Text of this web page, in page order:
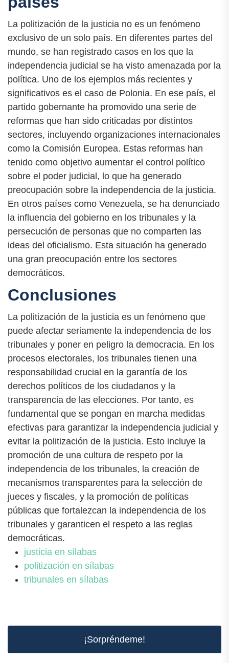
La politización de la justicia no es un fenómeno
exclusivo de un solo país. En diferentes partes del
mundo, se han registrado casos en los que la
independencia judicial se ha visto amenazada por la
política. Uno de los ejemplos más recientes y
significativos es el caso de Polonia. En ese país, el
partido gobernante ha promovido una serie de
reformas que han sido criticadas por distintos
sectores, incluyendo organizaciones internacionales
como la Comisión Europea. Estas reformas han
tenido como objetivo aumentar el control político
sobre el poder judicial, lo que ha generado
preocupación sobre la independencia de la justicia.
En otros países como Venezuela, se ha denunciado
la influencia del gobierno en los tribunales y la
persecución de personas que no comparten las
ideas del oficialismo. Esta situación ha generado
una gran preocupación entre los sectores
democráticos.
Conclusiones
La politización de la justicia es un fenómeno que
puede afectar seriamente la independencia de los
tribunales y poner en peligro la democracia. En los
procesos electorales, los tribunales tienen una
responsabilidad crucial en la garantía de los
derechos políticos de los ciudadanos y la
transparencia de las elecciones. Por tanto, es
fundamental que se pongan en marcha medidas
efectivas para garantizar la independencia judicial y
evitar la politización de la justicia. Esto incluye la
promoción de una cultura de respeto por la
independencia de los tribunales, la creación de
mecanismos transparentes para la selección de
jueces y fiscales, y la promoción de políticas
públicas que fortalezcan la independencia de los
tribunales y garanticen el respeto a las reglas
democráticas.
justicia en sílabas
politización en sílabas
tribunales en sílabas
¡Sorpréndeme!